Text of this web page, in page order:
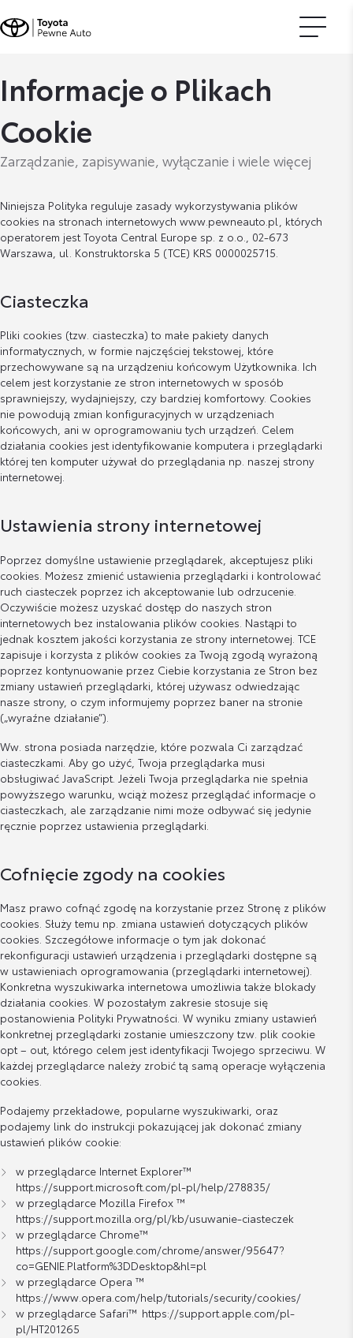
Informacje o Plikach
Cookie
Zarządzanie, zapisywanie, wyłączanie i wiele więcej
Niniejsza Polityka reguluje zasady wykorzystywania plików
cookies na stronach internetowych www.pewneauto.pl, których
operatorem jest Toyota Central Europe sp. z o.o., 02-673
Warszawa, ul. Konstruktorska 5 (TCE) KRS 0000025715.
Ciasteczka
Pliki cookies (tzw. ciasteczka) to małe pakiety danych
informatycznych, w formie najczęściej tekstowej, które
przechowywane są na urządzeniu końcowym Użytkownika. Ich
celem jest korzystanie ze stron internetowych w sposób
sprawniejszy, wydajniejszy, czy bardziej komfortowy. Cookies
nie powodują zmian konfiguracyjnych w urządzeniach
końcowych, ani w oprogramowaniu tych urządzeń. Celem
działania cookies jest identyfikowanie komputera i przeglądarki
której ten komputer używał do przeglądania np. naszej strony
internetowej.
Ustawienia strony internetowej
Poprzez domyślne ustawienie przeglądarek, akceptujesz pliki
cookies. Możesz zmienić ustawienia przeglądarki i kontrolować
ruch ciasteczek poprzez ich akceptowanie lub odrzucenie.
Oczywiście możesz uzyskać dostęp do naszych stron
internetowych bez instalowania plików cookies. Nastąpi to
jednak kosztem jakości korzystania ze strony internetowej. TCE
zapisuje i korzysta z plików cookies za Twoją zgodą wyrażoną
poprzez kontynuowanie przez Ciebie korzystania ze Stron bez
zmiany ustawień przeglądarki, której używasz odwiedzając
nasze strony, o czym informujemy poprzez baner na stronie
(„wyraźne działanie”).
Ww. strona posiada narzędzie, które pozwala Ci zarządzać
ciasteczkami. Aby go użyć, Twoja przeglądarka musi
obsługiwać JavaScript. Jeżeli Twoja przeglądarka nie spełnia
powyższego warunku, wciąż możesz przeglądać informacje o
ciasteczkach, ale zarządzanie nimi może odbywać się jedynie
ręcznie poprzez ustawienia przeglądarki.
Cofnięcie zgody na cookies
Masz prawo cofnąć zgodę na korzystanie przez Stronę z plików
cookies. Służy temu np. zmiana ustawień dotyczących plików
cookies. Szczegółowe informacje o tym jak dokonać
rekonfiguracji ustawień urządzenia i przeglądarki dostępne są
w ustawieniach oprogramowania (przeglądarki internetowej).
Konkretna wyszukiwarka internetowa umożliwia także blokady
działania cookies. W pozostałym zakresie stosuje się
postanowienia Polityki Prywatności. W wyniku zmiany ustawień
konkretnej przeglądarki zostanie umieszczony tzw. plik cookie
opt – out, którego celem jest identyfikacji Twojego sprzeciwu. W
każdej przeglądarce należy zrobić tą samą operacje wyłączenia
cookies.
Podajemy przekładowe, popularne wyszukiwarki, oraz
podajemy link do instrukcji pokazującej jak dokonać zmiany
ustawień plików cookie:
w przeglądarce Internet Explorer™
https://support.microsoft.com/pl-pl/help/278835/
w przeglądarce Mozilla Firefox ™
https://support.mozilla.org/pl/kb/usuwanie-ciasteczek
w przeglądarce Chrome™
https://support.google.com/chrome/answer/95647?
co=GENIE.Platform%3DDesktop&hl=pl
w przeglądarce Opera ™
https://www.opera.com/help/tutorials/security/cookies/
w przeglądarce Safari™ https://support.apple.com/pl-
pl/HT201265